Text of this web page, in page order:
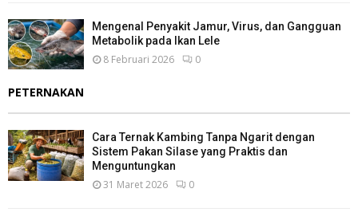
Mengenal Penyakit Jamur, Virus, dan Gangguan
Metabolik pada Ikan Lele
8 Februari 2026 0
PETERNAKAN
Cara Ternak Kambing Tanpa Ngarit dengan
Sistem Pakan Silase yang Praktis dan
Menguntungkan
31 Maret 2026 0